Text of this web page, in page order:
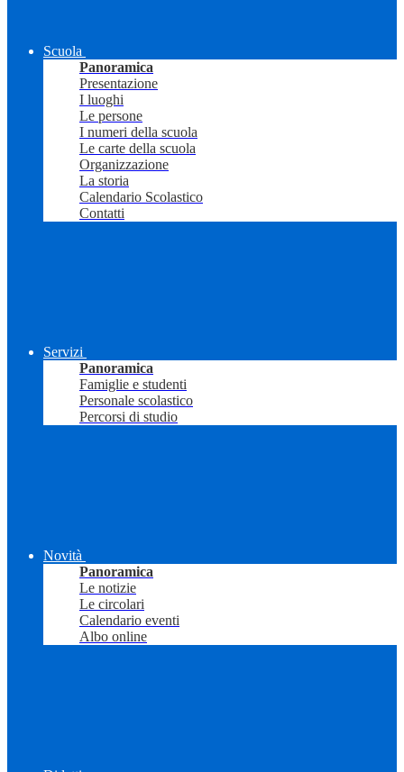
Scuola
Panoramica
Presentazione
I luoghi
Le persone
I numeri della scuola
Le carte della scuola
Organizzazione
La storia
Calendario Scolastico
Contatti
Servizi
Panoramica
Famiglie e studenti
Personale scolastico
Percorsi di studio
Novità
Panoramica
Le notizie
Le circolari
Calendario eventi
Albo online